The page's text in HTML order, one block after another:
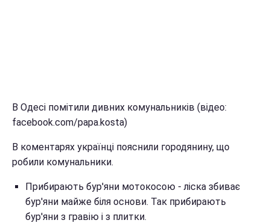
В Одесі помітили дивних комунальників (відео:
facebook.com/papa.kosta)
В коментарях українці пояснили городянину, що
робили комунальники.
Прибирають бур'яни мотокосою - ліска збиває
бур'яни майже біля основи. Так прибирають
бур'яни з гравію і з плитки.